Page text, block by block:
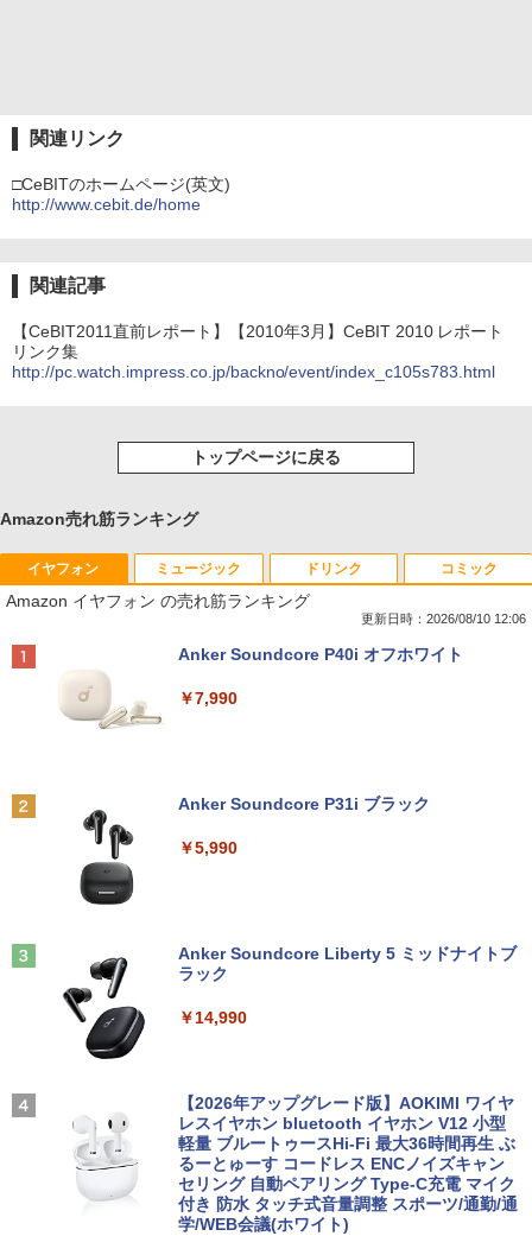
関連リンク
□CeBITのホームページ(英文)
http://www.cebit.de/home
関連記事
【CeBIT2011直前レポート】【2010年3月】CeBIT 2010 レポート
リンク集
http://pc.watch.impress.co.jp/backno/event/index_c105s783.html
トップページに戻る
Amazon売れ筋ランキング
イヤフォン
Amazon イヤフォン の売れ筋ランキング
更新日時：2026/08/10 12:06
Anker Soundcore P40i オフホワイト
￥7,990
Anker Soundcore P31i ブラック
￥5,990
Anker Soundcore Liberty 5 ミッドナイトブ
ラック
￥14,990
【2026年アップグレード版】AOKIMI ワイヤ
レスイヤホン bluetooth イヤホン V12 小型
軽量 ブルートゥースHi-Fi 最大36時間再生 ぶ
るーとゅーす コードレス ENCノイズキャン
セリング 自動ペアリング Type-C充電 マイク
付き 防水 タッチ式音量調整 スポーツ/通勤/通
学/WEB会議(ホワイト)
ミュージック ドリンク コミック